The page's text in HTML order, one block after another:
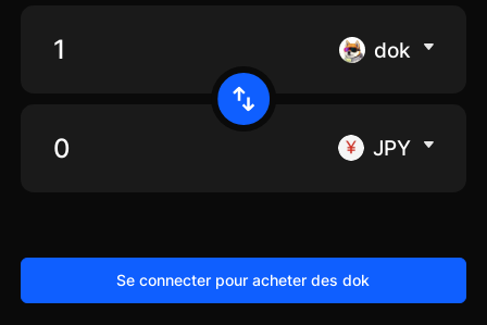
dok
JPY
Se connecter pour acheter des dok